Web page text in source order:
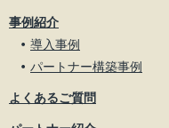
事例紹介
導入事例
パートナー構築事例
よくあるご質問